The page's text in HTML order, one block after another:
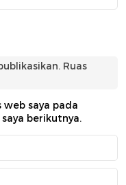
Ruas
web saya pada
berikutnya.